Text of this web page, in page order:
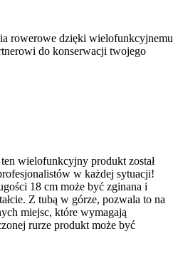
rowerowe dzięki wielofunkcyjnemu
do konserwacji twojego
wielofunkcyjny produkt został
w każdej sytuacji!
18 cm może być zginana i
Z tubą w górze, pozwala to na
miejsc, które wymagają
rurze produkt może być